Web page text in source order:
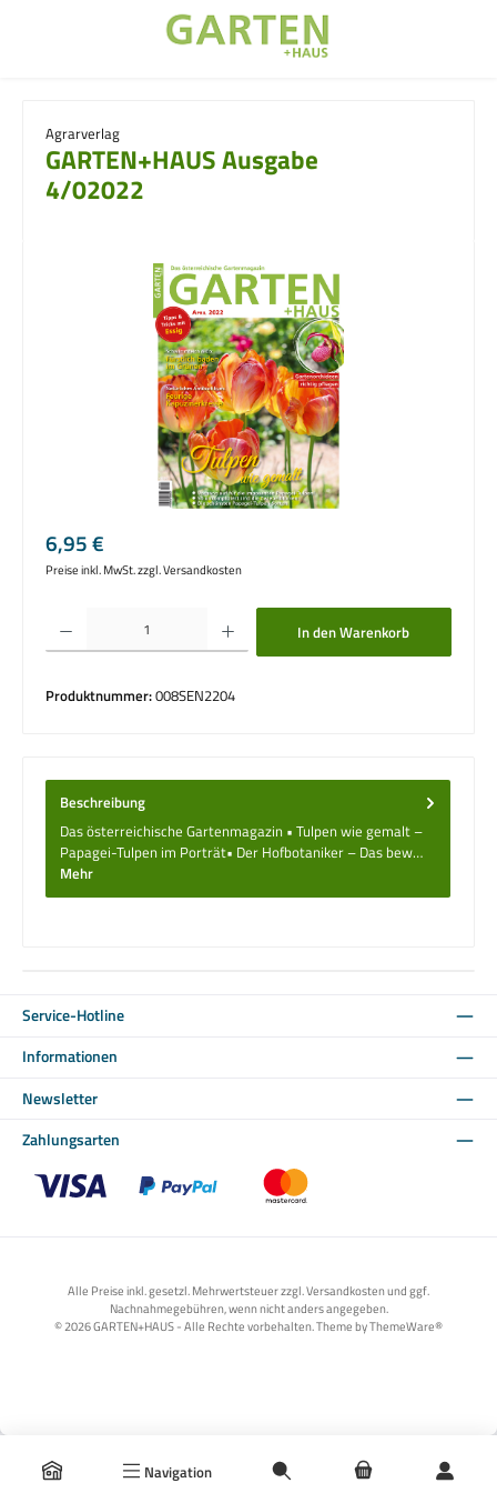
Navigation
Agrarverlag
GARTEN+HAUS Ausgabe
4/02022
Bildergalerie überspringen
Regulärer Preis:
6,95 €
Preise inkl. MwSt. zzgl. Versandkosten
Produkt Anzahl: Gib den gewünschten Wert ein oder benutze die Schaltflächen um
In den Warenkorb
Produktnummer:008SEN2204
Beschreibung
Das österreichische Gartenmagazin • Tulpen wie gemalt –
Papagei-Tulpen im Porträt• Der Hofbotaniker – Das bew…
Mehr
Service-Hotline
Informationen
Newsletter
Zahlungsarten
Alle Preise inkl. gesetzl. Mehrwertsteuer zzgl. Versandkosten und ggf.
Nachnahmegebühren, wenn nicht anders angegeben.
© 2026 GARTEN+HAUS - Alle Rechte vorbehalten. Theme byThemeWare®